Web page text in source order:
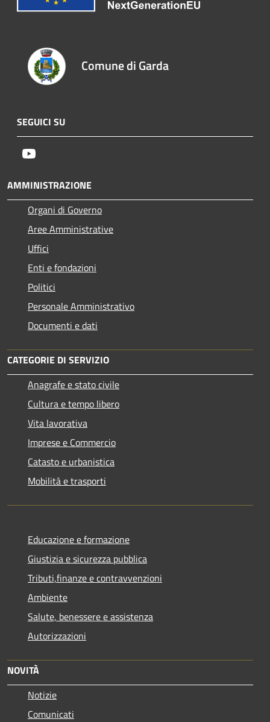
Comune di Garda
SEGUICI SU
AMMINISTRAZIONE
Organi di Governo
Aree Amministrative
Uffici
Enti e fondazioni
Politici
Personale Amministrativo
Documenti e dati
CATEGORIE DI SERVIZIO
Anagrafe e stato civile
Cultura e tempo libero
Vita lavorativa
Imprese e Commercio
Catasto e urbanistica
Mobilità e trasporti
Educazione e formazione
Giustizia e sicurezza pubblica
Tributi,finanze e contravvenzioni
Ambiente
Salute, benessere e assistenza
Autorizzazioni
NOVITÀ
Notizie
Comunicati